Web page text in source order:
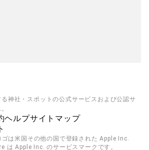
神社・スポットの公式サービスおよび公認サ
ヘルプサイトマップ
は米国その他の国で登録された Apple Inc.
は Apple Inc. のサービスマークです。